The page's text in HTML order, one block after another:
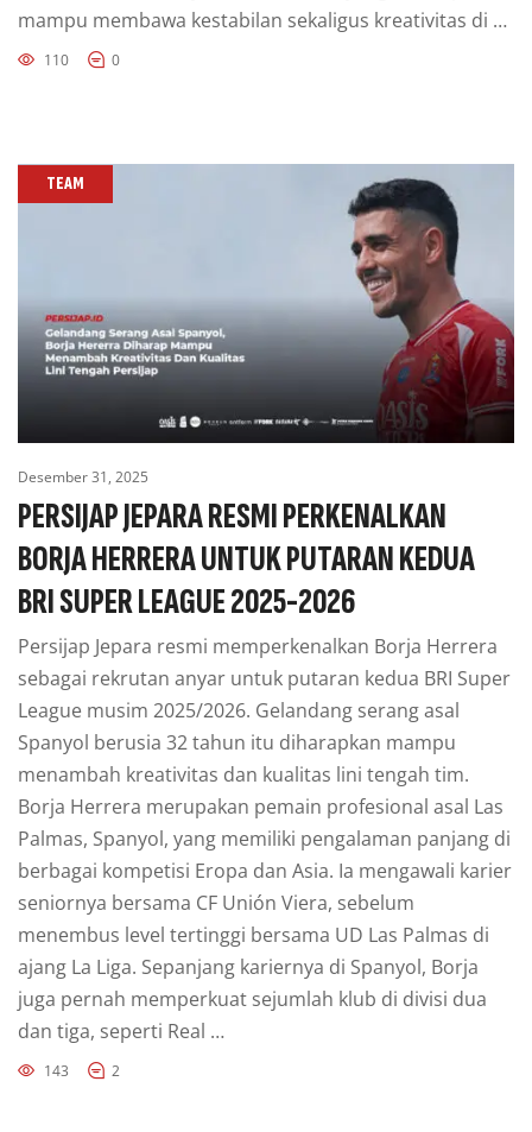
mampu membawa kestabilan sekaligus kreativitas di …
110 0
TEAM
Desember 31, 2025
PERSIJAP JEPARA RESMI PERKENALKAN
BORJA HERRERA UNTUK PUTARAN KEDUA
BRI SUPER LEAGUE 2025-2026
Persijap Jepara resmi memperkenalkan Borja Herrera
sebagai rekrutan anyar untuk putaran kedua BRI Super
League musim 2025/2026. Gelandang serang asal
Spanyol berusia 32 tahun itu diharapkan mampu
menambah kreativitas dan kualitas lini tengah tim.
Borja Herrera merupakan pemain profesional asal Las
Palmas, Spanyol, yang memiliki pengalaman panjang di
berbagai kompetisi Eropa dan Asia. Ia mengawali karier
seniornya bersama CF Unión Viera, sebelum
menembus level tertinggi bersama UD Las Palmas di
ajang La Liga. Sepanjang kariernya di Spanyol, Borja
juga pernah memperkuat sejumlah klub di divisi dua
dan tiga, seperti Real …
143 2